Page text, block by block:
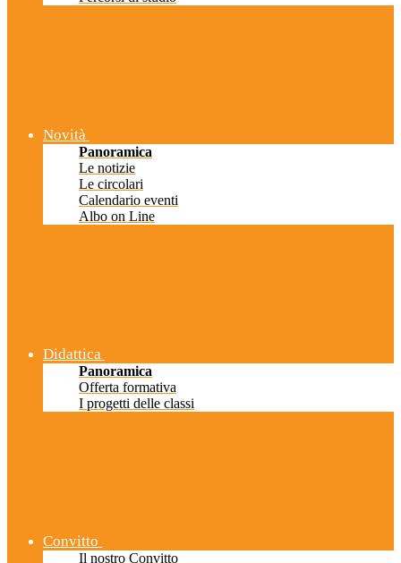
Novità
Panoramica
Le notizie
Le circolari
Calendario eventi
Albo on Line
Didattica
Panoramica
Offerta formativa
I progetti delle classi
Convitto
Il nostro Convitto